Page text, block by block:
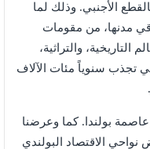
الأجنبي. وذلك لما
مدنها، من مقومات
التاريخية، والتراثية،
تجذب سنوياً مئات الآلاف
عاصمة بولندا. كما وعرضنا
الاقتصاد البولندي